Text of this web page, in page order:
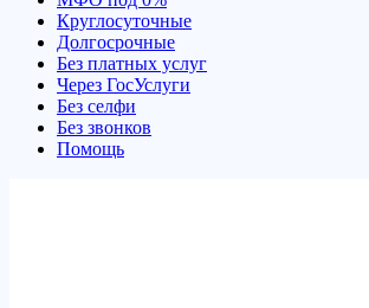
Круглосуточные
Долгосрочные
Без платных услуг
Через ГосУслуги
Без селфи
Без звонков
Помощь